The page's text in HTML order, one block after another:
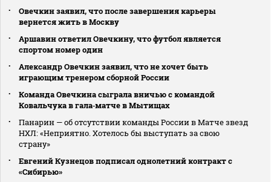
Овечкин заявил, что после завершения карьеры
вернется жить в Москву
Аршавин ответил Овечкину, что футбол является
спортом номер один
Александр Овечкин заявил, что не хочет быть
играющим тренером сборной России
Команда Овечкина сыграла вничью с командой
Ковальчука в гала‑матче в Мытищах
Панарин — об отсутствии команды России в Матче звезд
НХЛ: «Неприятно. Хотелось бы выступать за свою
страну»
Евгений Кузнецов подписал однолетний контракт с
«Сибирью»